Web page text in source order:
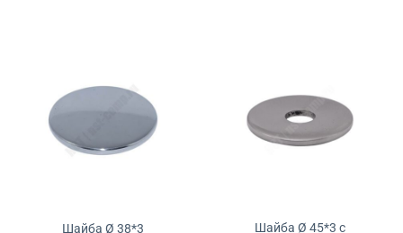
Шайба Ø 38*3
Шайба Ø 45*3 с